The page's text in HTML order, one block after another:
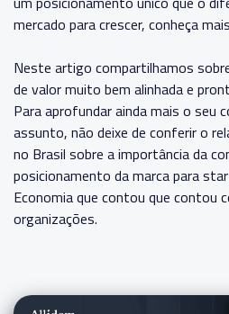
mercado para crescer, conheça
Neste artigo compartilhamos
de valor muito bem alinhada e
Para aprofundar ainda mais o seu
assunto, não deixe de conferiro
no Brasil sobre a importância da
posicionamento da marca para
Economia que contou que contou
organizações.